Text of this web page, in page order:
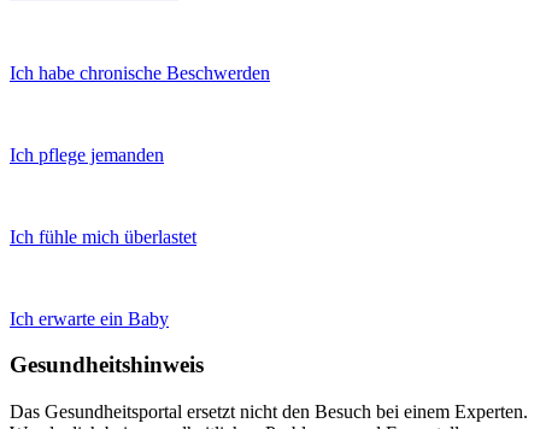
Ich habe chronische Beschwerden
Ich pflege jemanden
Ich fühle mich überlastet
Ich erwarte ein Baby
Gesundheitshinweis
Das Gesundheitsportal ersetzt nicht den Besuch bei einem Experten.